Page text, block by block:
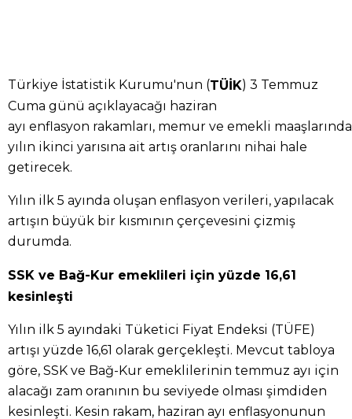
Türkiye İstatistik Kurumu'nun (TÜİK) 3 Temmuz
Cuma günü açıklayacağı haziran
ayı enflasyon rakamları, memur ve emekli
yılın ikinci yarısına ait artış oranlarını nihai hale
getirecek.
Yılın ilk 5 ayında oluşan enflasyon verileri, yapılacak
artışın büyük bir kısmının çerçevesini çizmiş
durumda.
SSK ve Bağ-Kur emeklileri için yüzde 16,61
kesinleşti
Yılın ilk 5 ayındaki Tüketici Fiyat Endeksi (TÜFE)
artışı yüzde 16,61 olarak gerçekleşti. Mevcut tabloya
göre, SSK ve Bağ-Kur emeklilerinin temmuz ayı için
alacağı zam oranının bu seviyede olması şimdiden
kesinleşti. Kesin rakam, haziran ayı enflasyonunun